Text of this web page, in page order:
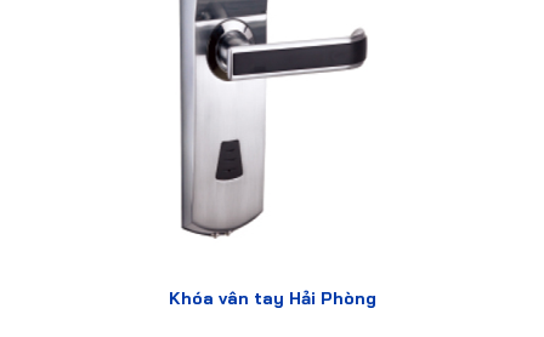
Khóa vân tay Hải Phòng